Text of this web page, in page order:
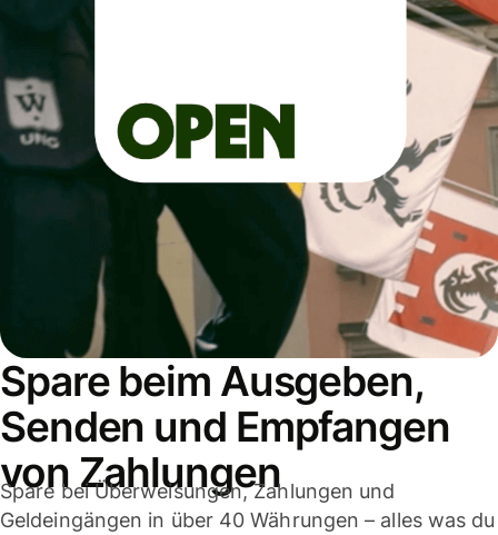
Spare beim Ausgeben,
Senden und Empfangen
von Zahlungen
Spare bei Überweisungen, Zahlungen und
Geldeingängen in über 40 Währungen – alles was du